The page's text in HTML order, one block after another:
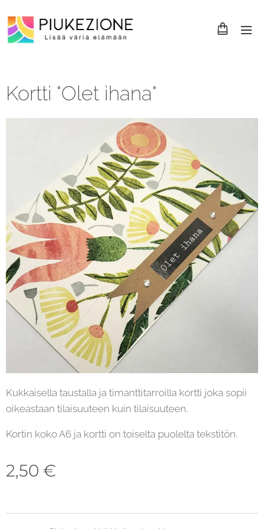
Kortti "Olet ihana"
Kukkaisella taustalla ja timanttitarroilla kortti joka sopii
oikeastaan tilaisuuteen kuin tilaisuuteen.
Kortin koko A6 ja kortti on toiselta puolelta tekstitön.
2,50 €